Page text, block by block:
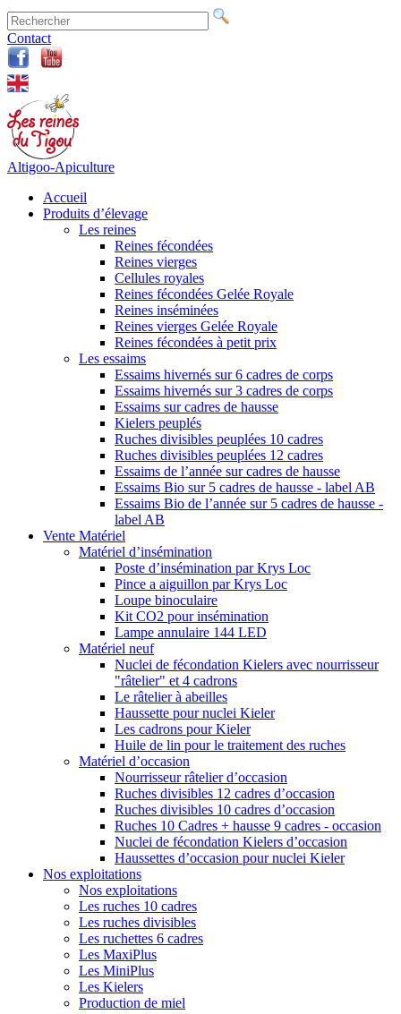
Contact
Altigoo-Apiculture
Accueil
Produits d’élevage
Les reines
Reines fécondées
Reines vierges
Cellules royales
Reines fécondées Gelée Royale
Reines inséminées
Reines vierges Gelée Royale
Reines fécondées à petit prix
Les essaims
Essaims hivernés sur 6 cadres de corps
Essaims hivernés sur 3 cadres de corps
Essaims sur cadres de hausse
Kielers peuplés
Ruches divisibles peuplées 10 cadres
Ruches divisibles peuplées 12 cadres
Essaims de l’année sur cadres de hausse
Essaims Bio sur 5 cadres de hausse - label AB
Essaims Bio de l’année sur 5 cadres de hausse -
label AB
Vente Matériel
Matériel d’insémination
Poste d’insémination par Krys Loc
Pince a aiguillon par Krys Loc
Loupe binoculaire
Kit CO2 pour insémination
Lampe annulaire 144 LED
Matériel neuf
Nuclei de fécondation Kielers avec nourrisseur
"râtelier" et 4 cadrons
Le râtelier à abeilles
Haussette pour nuclei Kieler
Les cadrons pour Kieler
Huile de lin pour le traitement des ruches
Matériel d’occasion
Nourrisseur râtelier d’occasion
Ruches divisibles 12 cadres d’occasion
Ruches divisibles 10 cadres d’occasion
Ruches 10 Cadres + hausse 9 cadres - occasion
Nuclei de fécondation Kielers d’occasion
Haussettes d’occasion pour nuclei Kieler
Nos exploitations
Nos exploitations
Les ruches 10 cadres
Les ruches divisibles
Les ruchettes 6 cadres
Les MaxiPlus
Les MiniPlus
Les Kielers
Production de miel